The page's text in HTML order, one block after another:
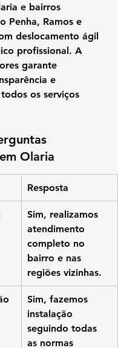
e bairros
Penha, Ramos e
deslocamento ágil
profissional. A
garante
e
os serviços
Olaria
Resposta
Sim, realizamos
atendimento
completo no
bairro e nas
regiões vizinhas.
Sim, fazemos
instalação
seguindo todas
as normas